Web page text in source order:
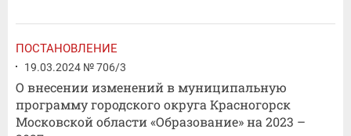
ПОСТАНОВЛЕНИЕ
19.03.2024 № 706/3
О внесении изменений в муниципальную
программу городского округа Красногорск
Московской области «Образование» на 2023 –